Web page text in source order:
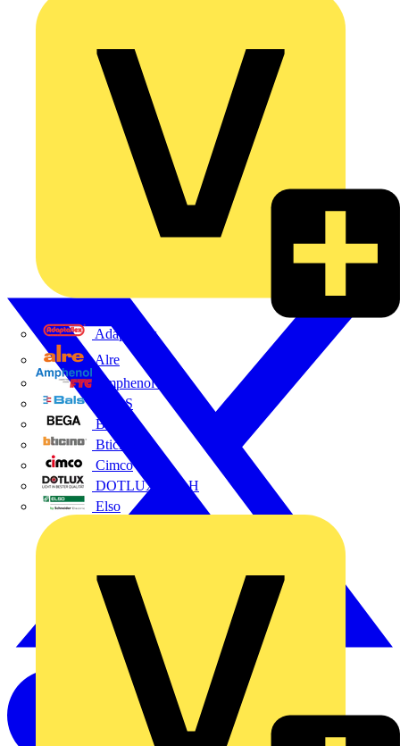
Adaptaflex
Alre
Amphenol FTG
BALS
Bega
Bticino
Cimco
DOTLUX GmbH
Elso